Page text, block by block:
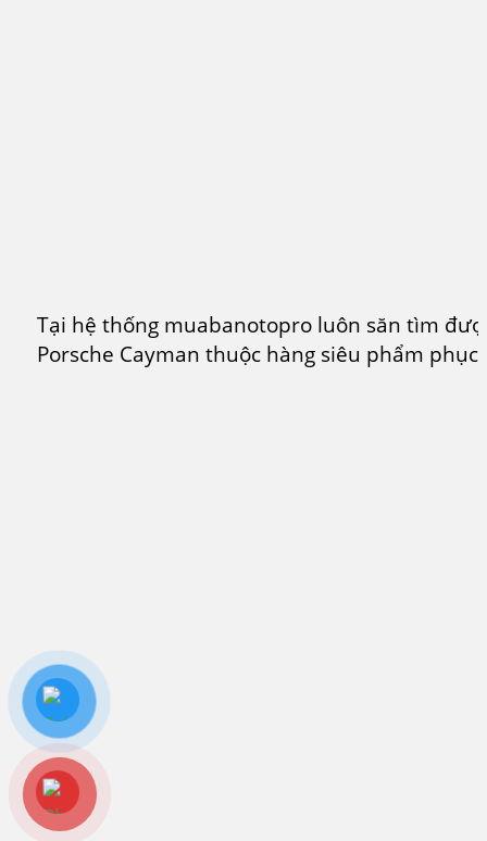
Tại hệ thống muabanotopro luôn săn tìm
Porsche Cayman thuộc hàng siêu phẩm